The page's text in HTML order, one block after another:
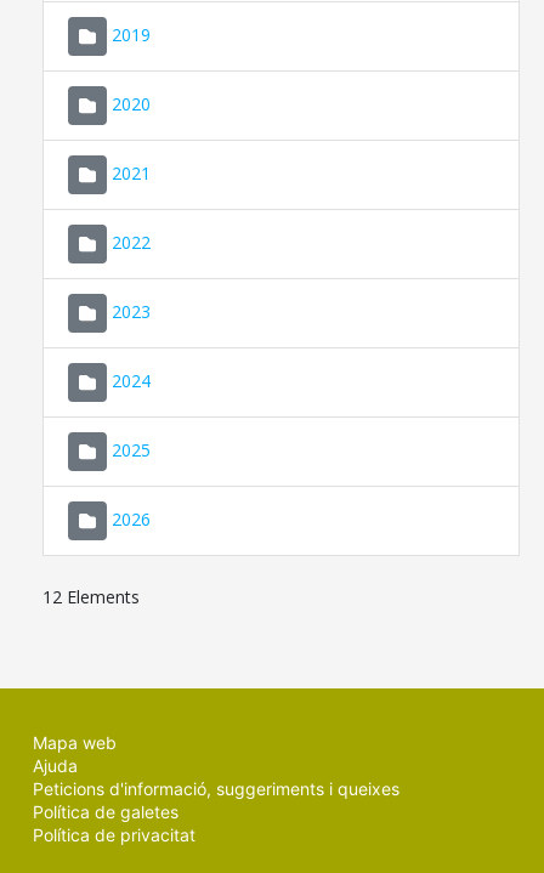
2019
2020
2021
2022
2023
2024
2025
2026
12 Elements
Mapa web
Ajuda
Peticions d'informació, suggeriments i queixes
Política de galetes
Política de privacitat